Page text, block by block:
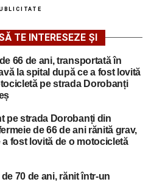
TE INTERESEZE ȘI
66 de ani, transportată în
la spital după ce a fost lovită
pe strada Dorobanți
pe strada Dorobanți din
de 66 de ani rănită grav,
a fost lovită de o motocicletă
70 de ani, rănit într-un